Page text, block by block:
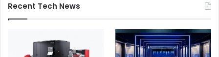
Recent Tech News